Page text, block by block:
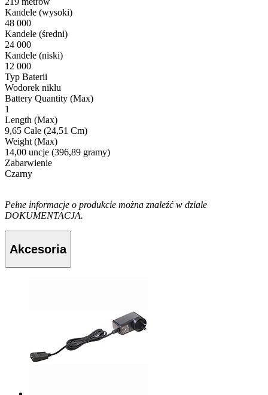
Kandele (wysoki)
48 000
Kandele (średni)
24 000
Kandele (niski)
12 000
Typ Baterii
Wodorek niklu
Battery Quantity (Max)
1
Length (Max)
9,65 Cale (24,51 Cm)
Weight (Max)
14,00 uncje (396,89 gramy)
Zabarwienie
Czarny
Pełne informacje o produkcie można znaleźć w dziale
DOKUMENTACJA.
Akcesoria